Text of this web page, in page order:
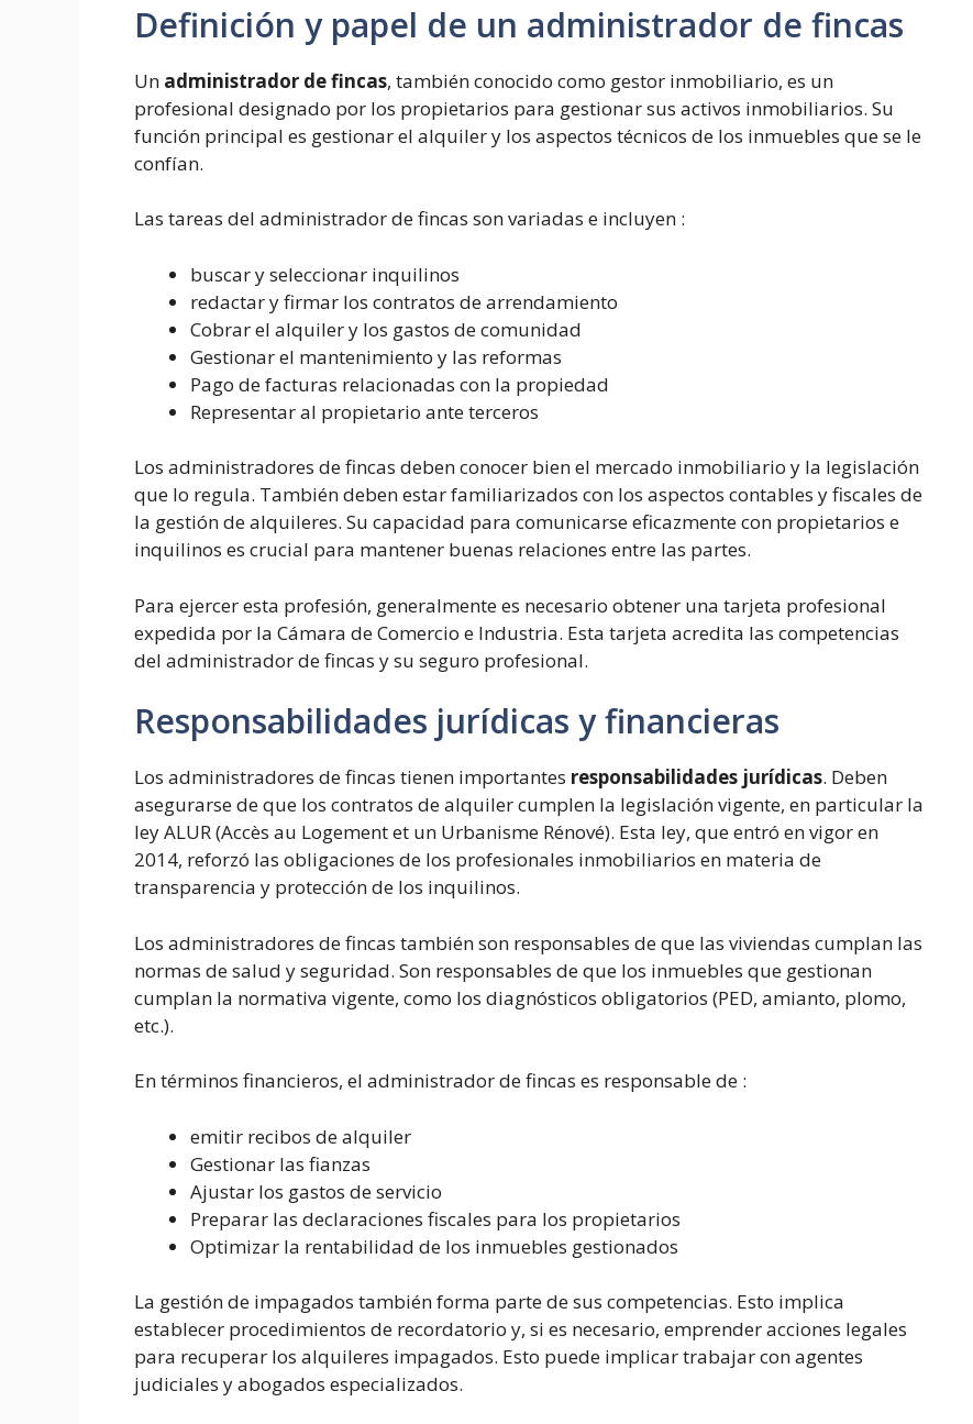
Definición y papel de un administrador de fincas
Un administrador de fincas, también conocido como gestor inmobiliario, es un
profesional designado por los propietarios para gestionar sus activos inmobiliarios. Su
función principal es gestionar el alquiler y los aspectos técnicos de los inmuebles que se le
confían.
Las tareas del administrador de fincas son variadas e incluyen :
buscar y seleccionar inquilinos
redactar y firmar los contratos de arrendamiento
Cobrar el alquiler y los gastos de comunidad
Gestionar el mantenimiento y las reformas
Pago de facturas relacionadas con la propiedad
Representar al propietario ante terceros
Los administradores de fincas deben conocer bien el mercado inmobiliario y la legislación
que lo regula. También deben estar familiarizados con los aspectos contables y fiscales de
la gestión de alquileres. Su capacidad para comunicarse eficazmente con propietarios e
inquilinos es crucial para mantener buenas relaciones entre las partes.
Para ejercer esta profesión, generalmente es necesario obtener una tarjeta profesional
expedida por la Cámara de Comercio e Industria. Esta tarjeta acredita las competencias
del administrador de fincas y su seguro profesional.
Responsabilidades jurídicas y financieras
Los administradores de fincas tienen importantes responsabilidades jurídicas. Deben
asegurarse de que los contratos de alquiler cumplen la legislación vigente, en particular la
ley ALUR (Accès au Logement et un Urbanisme Rénové). Esta ley, que entró en vigor en
2014, reforzó las obligaciones de los profesionales inmobiliarios en materia de
transparencia y protección de los inquilinos.
Los administradores de fincas también son responsables de que las viviendas cumplan las
normas de salud y seguridad. Son responsables de que los inmuebles que gestionan
cumplan la normativa vigente, como los diagnósticos obligatorios (PED, amianto, plomo,
etc.).
En términos financieros, el administrador de fincas es responsable de :
emitir recibos de alquiler
Gestionar las fianzas
Ajustar los gastos de servicio
Preparar las declaraciones fiscales para los propietarios
Optimizar la rentabilidad de los inmuebles gestionados
La gestión de impagados también forma parte de sus competencias. Esto implica
establecer procedimientos de recordatorio y, si es necesario, emprender acciones legales
para recuperar los alquileres impagados. Esto puede implicar trabajar con agentes
judiciales y abogados especializados.